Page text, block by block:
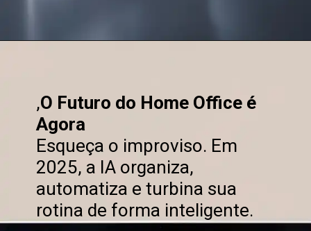
,O Futuro do Home Office é
Agora
Esqueça o improviso. Em
2025, a IA organiza,
automatiza e turbina sua
rotina de forma inteligente.